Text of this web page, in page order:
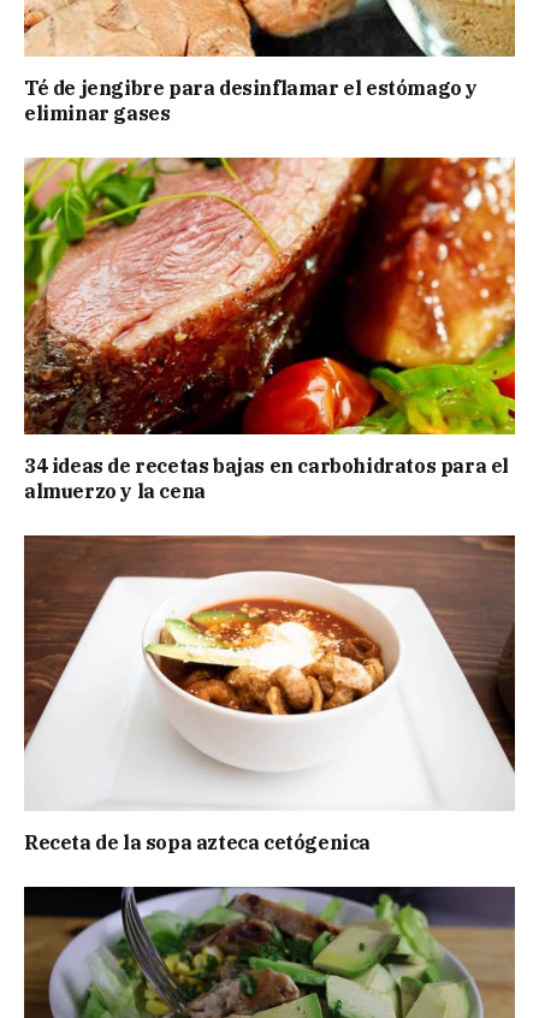
Té de jengibre para desinflamar el estómago y
eliminar gases
34 ideas de recetas bajas en carbohidratos para el
almuerzo y la cena
Receta de la sopa azteca cetógenica